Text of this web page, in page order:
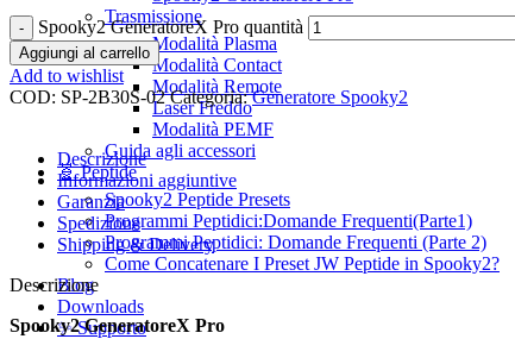
Trasmissione
Modalità Plasma
Modalità Contact
Modalità Remote
Laser Freddo
Modalità PEMF
Guida agli accessori
🧬 Peptide
Spooky2 Peptide Presets
Programmi Peptidici:Domande Frequenti(Parte1)
Programmi Peptidici: Domande Frequenti (Parte 2)
Come Concatenare I Preset JW Peptide in Spooky2?
Blog
Downloads
✨ Supporto
Spooky2 GeneratoreX Pro quantità
Aggiungi al carrello
Add to wishlist
COD: SP-2B30S-02Categoria: Generatore Spooky2
Descrizione
Informazioni aggiuntive
Garanzia
Spedizione
Shipping & Delivery
Descrizione
Spooky2 GeneratoreX Pro